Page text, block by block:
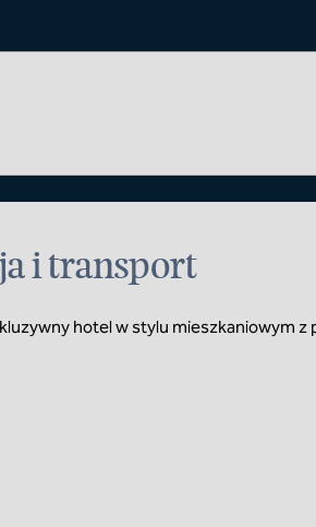
i transport
hotel w stylu mieszkaniowym z